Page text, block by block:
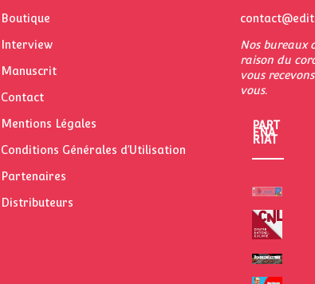
Boutique
Interview
Manuscrit
Contact
Mentions Légales
Conditions Générales d’Utilisation
Partenaires
Distributeurs
Nos bureaux
raison du
vous
vous.
PART
ENA
RIAT